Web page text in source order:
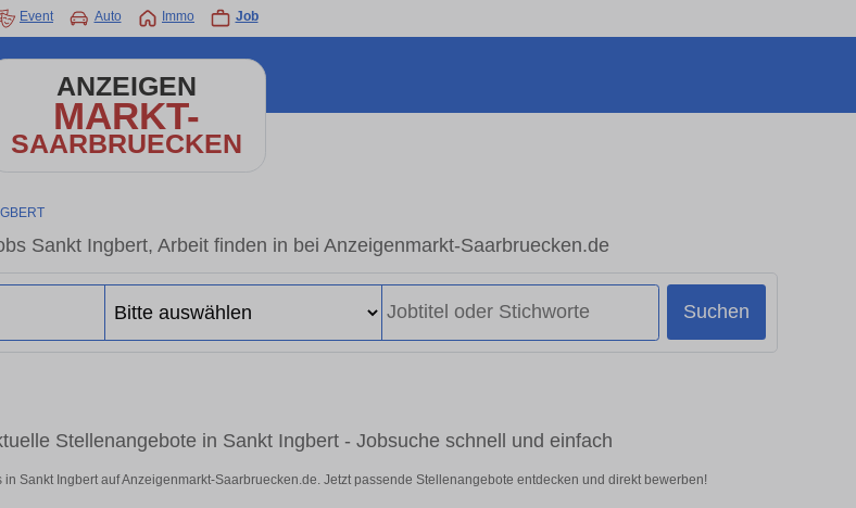
Event Auto Immo Job
ANZEIGEN
MARKT-
SAARBRUECKEN
Sankt Ingbert, Arbeit finden in bei Anzeigenmarkt-Saarbruecken.de
Suchen
Stellenangebote in Sankt Ingbert - Jobsuche schnell und einfach
in Sankt Ingbert auf Anzeigenmarkt-Saarbruecken.de. Jetzt passende Stellenangebote entdecken und direkt bewerben!